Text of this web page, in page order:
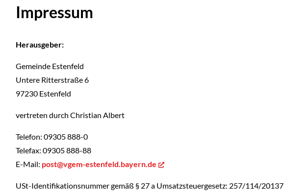
Impressum
Herausgeber:
Gemeinde Estenfeld
Untere Ritterstraße 6
97230 Estenfeld
vertreten durch Christian Albert
Telefon: 09305 888-0
Telefax: 09305 888-88
E-Mail: post@vgem-estenfeld.bayern.de
USt-Identifikationsnummer gemäß § 27 a Umsatzsteuergesetz: 257/114/20137